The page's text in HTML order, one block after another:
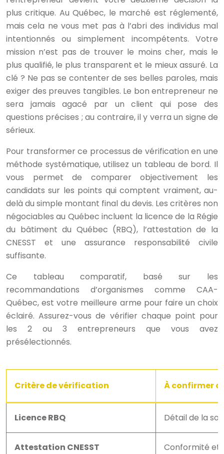
plus critique. Au Québec, le marché est réglementé,
mais cela ne vous met pas à l’abri des individus mal
intentionnés ou simplement incompétents. Votre
mission n’est pas de trouver le moins cher, mais le
plus qualifié, le plus transparent et le mieux assuré. La
clé ? Ne pas se contenter de ses belles paroles, mais
exiger des preuves tangibles. Le bon entrepreneur ne
sera jamais agacé par un client qui pose des
questions précises ; au contraire, il y verra un signe de
sérieux.
Pour transformer ce processus de vérification en une
méthode systématique, utilisez un tableau de bord. Il
vous permet de comparer objectivement les
candidats sur les points qui comptent vraiment, au-
delà du simple montant final du devis. Les critères non
négociables au Québec incluent la licence de la Régie
du bâtiment du Québec (RBQ), l’attestation de la
CNESST et une assurance responsabilité civile
suffisante.
Ce tableau comparatif, basé sur les
recommandations d’organismes comme CAA-
Québec, est votre meilleure arme pour faire un choix
éclairé. Assurez-vous de vérifier chaque point pour
les 2 ou 3 entrepreneurs que vous avez
présélectionnés.
Critère de vérification À confirmer
Licence RBQ Détail de la
Attestation CNESST Conformité et